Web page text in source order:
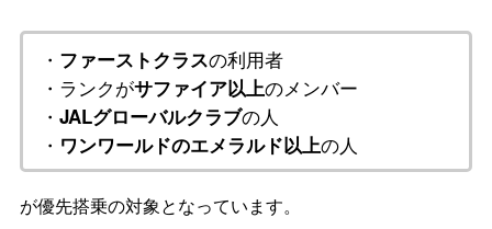
・ ファーストクラスの利用者
・ランクがサファイア以上のメンバー
・ JALグローバルクラブの人
・ ワンワールドのエメラルド以上の人
が優先搭乗の対象となっています。